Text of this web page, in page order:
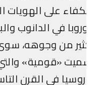
على الهويات
في الدانوب
من وجوهه، سوى
«قومية» والتي
في القرن التاسع